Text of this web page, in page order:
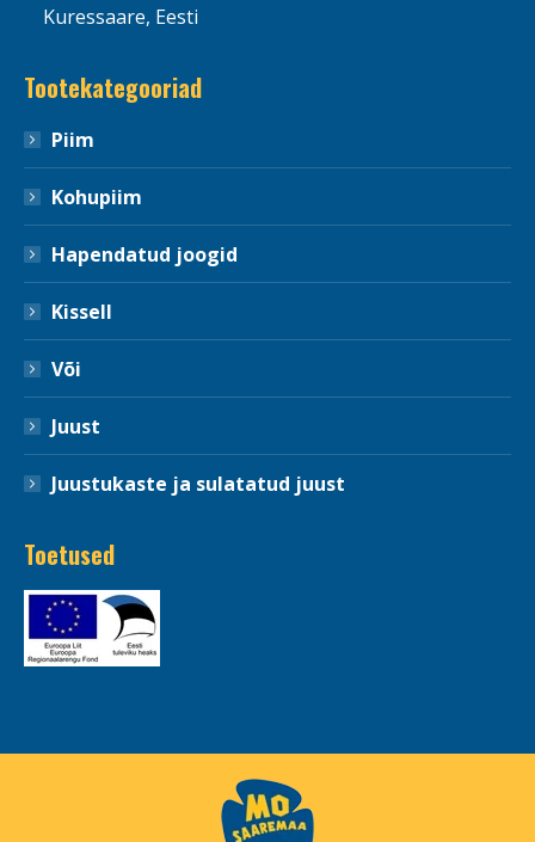
Kuressaare, Eesti
Tootekategooriad
Piim
Kohupiim
Hapendatud joogid
Kissell
Või
Juust
Juustukaste ja sulatatud juust
Toetused